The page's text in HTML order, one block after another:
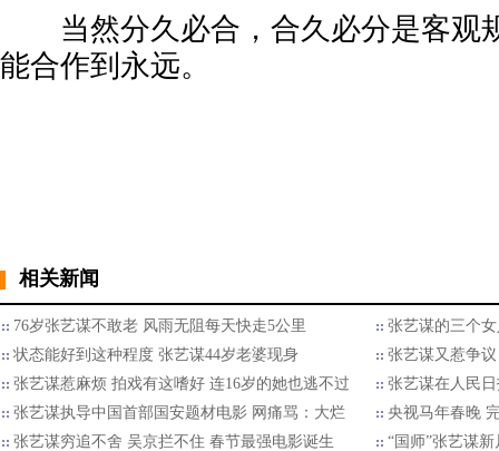
当然分久必合，合久必分是客观
能合作到永远。
相关新闻
76岁张艺谋不敢老 风雨无阻每天快走5公里
张艺谋的三个
状态能好到这种程度 张艺谋44岁老婆现身
张艺谋又惹争
张艺谋惹麻烦 拍戏有这嗜好 连16岁的她也逃不过
张艺谋在人民
张艺谋执导中国首部国安题材电影 网痛骂：大烂
央视马年春晚
张艺谋穷追不舍 吴京拦不住 春节最强电影诞生
“国师”张艺谋